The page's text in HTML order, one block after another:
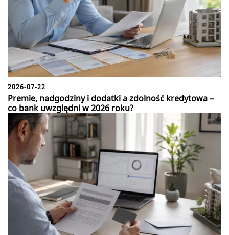
2026-07-22
Premie, nadgodziny i dodatki a zdolność kredytowa –
co bank uwzględni w 2026 roku?